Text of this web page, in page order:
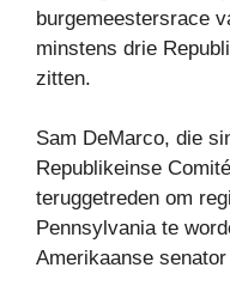
burgemeestersrace
minstens drie
zitten.
Sam DeMarco, die
Republikeinse
teruggetreden om
Pennsylvania te
Amerikaanse